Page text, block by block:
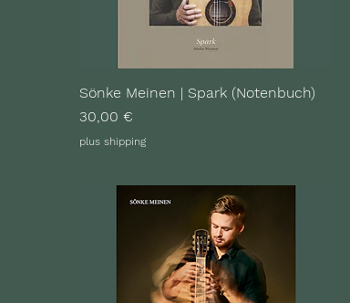
Sönke Meinen | Spark (Notenbuch)
Preis
30,00 €
plus shipping